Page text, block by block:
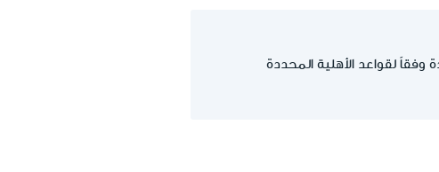
وتُمنح المساعدة وفقاً لقواعد الأهلية المحددة